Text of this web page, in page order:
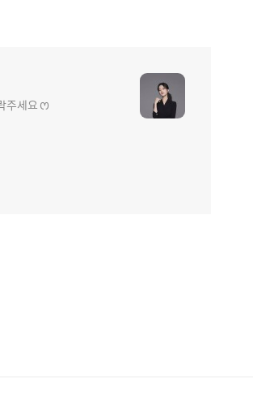
주세요 ꯁ